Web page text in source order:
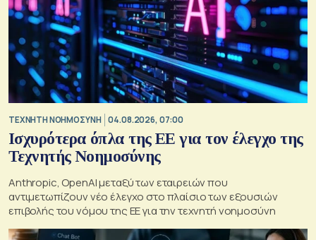
TΕΧΝΗΤΗ ΝΟΗΜΟΣΥΝΗ 04.08.2026, 07:00
Ισχυρότερα όπλα της ΕΕ για τον έλεγχο της
Τεχνητής Νοημοσύνης
Anthropic, OpenAI μεταξύ των εταιρειών που
αντιμετωπίζουν νέο έλεγχο στο πλαίσιο των εξουσιών
επιβολής του νόμου της ΕΕ για την τεχνητή νοημοσύνη